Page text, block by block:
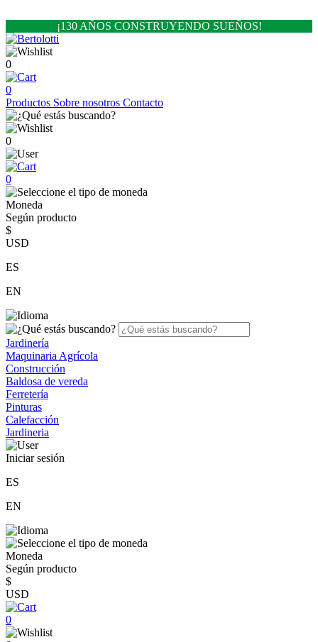
¡130 AÑOS CONSTRUYENDO SUEÑOS!
0
0
Productos Sobre nosotros Contacto
0
0
Moneda
Según producto
$
USD
ES
EN
Jardinería
Maquinaria Agrícola
Construcción
Baldosa de vereda
Ferretería
Pinturas
Calefacción
Jardineria
Iniciar sesión
ES
EN
Moneda
Según producto
$
USD
0